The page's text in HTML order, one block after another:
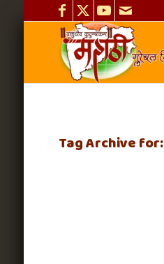
Tag Archive for: